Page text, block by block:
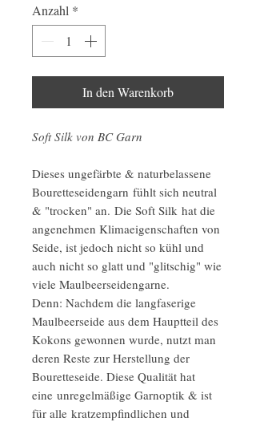
Anzahl *
In den Warenkorb
Soft Silk von BC Garn
Dieses ungefärbte & naturbelassene
Bouretteseidengarn fühlt sich neutral
& "trocken" an. Die Soft Silk hat die
angenehmen Klimaeigenschaften von
Seide, ist jedoch nicht so kühl und
auch nicht so glatt und "glitschig" wie
viele Maulbeerseidengarne.
Denn: Nachdem die langfaserige
Maulbeerseide aus dem Hauptteil des
Kokons gewonnen wurde, nutzt man
deren Reste zur Herstellung der
Bouretteseide. Diese Qualität hat
eine unregelmäßige Garnoptik & ist
für alle kratzempfindlichen und